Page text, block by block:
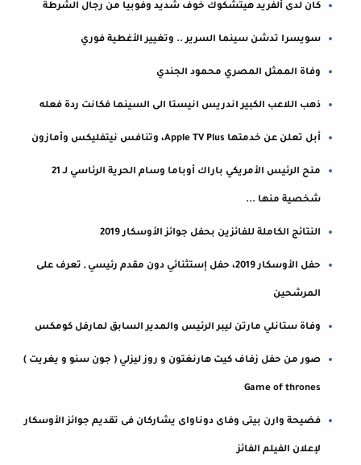
كان لدى ألفريد هيتشكوك خوف شديد وفوبيا من رجال الشرطة
سويسرا تدشن سينما السرير .. وتغيير الأغطية فوري
وفاة الممثل المصري محمود الجندي
ذهب اللاعب الكبير اندريس انيستا الى السينما فكانت ردة فعله
أبل تعلن عن خدمتها Apple TV Plus، وتنافس نيتفليكس وأمازون
منح الرئيس الأمريكي باراك أوباما وسام الحرية الرئاسي لـ 21
شخصية منها ...
النتائج الكاملة للفائزين بحفل جوائز الأوسكار 2019
حفل الأوسكار 2019، حفل إستثنائي دون مقدم رئيسي , تعرف على
المرشحين
وفاة ستانلي مارتن ليبر الرئيس والمدير السابق لمارفل كومكس
صور من حفل زفاف كيت هارنغتون و روز ليزلي ( جون سنو و يغريت )
Game of thrones
فضيحة وارن بيتى وفاى دوناواى يشاركان فى تقديم جوائز الأوسكار
لإعلان الفيلم الفائز